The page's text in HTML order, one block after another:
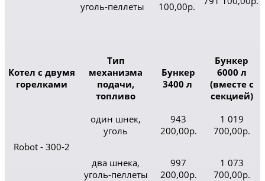
уголь-пеллеты
100,00р.
Котел с двумя
горелками
Тип
механизма
подачи,
топливо
Бункер
3400 л
Бункер
6000 л
(вместе с
секцией)
Robot - 300-2
один шнек,
уголь
943
200,00р.
1 019
700,00р.
два шнека,
уголь-пеллеты
997
200,00р.
1 073
700,00р.